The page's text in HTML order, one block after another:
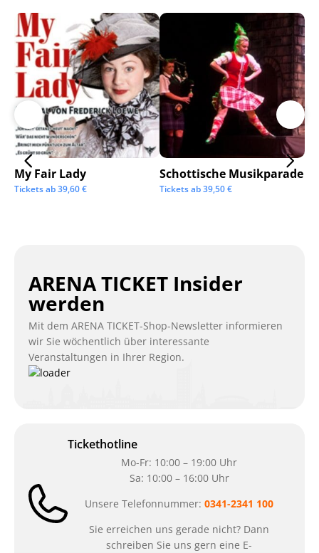
My Fair Lady
Tickets ab39,60€
Schottische Musikparade
Tickets ab39,50€
ARENA TICKET Insider
werden
Mit dem ARENA TICKET-Shop-Newsletter informieren
wir Sie wöchentlich über interessante
Veranstaltungen in Ihrer Region.
Tickethotline
Mo-Fr: 10:00 – 19:00 Uhr
Sa: 10:00 – 16:00 Uhr
Unsere Telefonnummer: 0341-2341 100
Sie erreichen uns gerade nicht? Dann
schreiben Sie uns gern eine E-